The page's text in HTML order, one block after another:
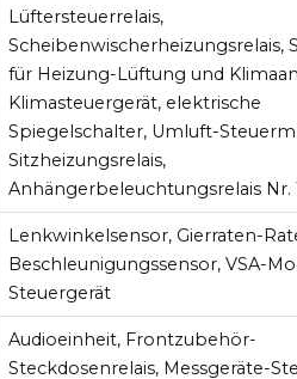
Lüftersteuerrelais,
Scheibenwischerheizungsrelais,
für Heizung-Lüftung und
Klimasteuergerät, elektrische
Spiegelschalter, Umluft-
Sitzheizungsrelais,
Anhängerbeleuchtungsrelais Nr.
Lenkwinkelsensor, Gierraten-
Beschleunigungssensor, VSA-
Steuergerät
Audioeinheit, Frontzubehör-
Steckdosenrelais, Messgeräte-